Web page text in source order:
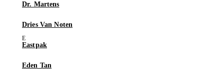
Dr. Martens
Dries Van Noten
Eastpak
Eden Tan